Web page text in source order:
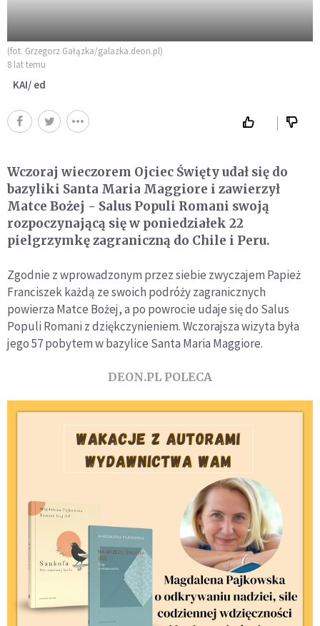
(fot. Grzegorz Gałązka/galazka.deon.pl)
8 lat temu
KAI/ ed
Wczoraj wieczorem Ojciec Święty udał się do
bazyliki Santa Maria Maggiore i zawierzył
Matce Bożej - Salus Populi Romani swoją
rozpoczynającą się w poniedziałek 22
pielgrzymkę zagraniczną do Chile i Peru.
Zgodnie z wprowadzonym przez siebie zwyczajem Papież
Franciszek każdą ze swoich podróży zagranicznych
powierza Matce Bożej, a po powrocie udaje się do Salus
Populi Romani z dziękczynieniem. Wczorajsza wizyta była
jego 57 pobytem w bazylice Santa Maria Maggiore.
DEON.PL POLECA